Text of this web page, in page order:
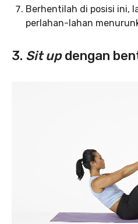
Berhentilah di posisi ini,
perlahan-lahan
3. Sit updengan